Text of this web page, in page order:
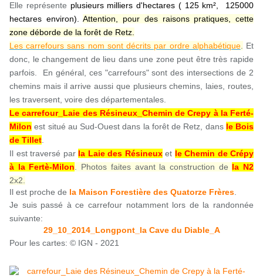
Elle représente plusieurs milliers d'hectares ( 125 km², 125000
hectares environ).Attention, pour des raisons pratiques, cette
zone déborde de la forêt de Retz.
Les carrefours sans nom sont décrits par ordre alphabétique.
Et
donc, le changement de lieu dans une zone peut être très rapide
parfois. En général, ces "carrefours" sont des intersections de 2
chemins mais il arrive aussi que plusieurs chemins, laies, routes,
les traversent, voire des départementales.
Le carrefour_Laie des Résineux_Chemin de Crepy à la Ferté-
Milon est situé au Sud-Ouest dans la forêt de Retz, dans le Bois
de Tillet
Il est traversé par la Laie des Résineuxet le Chemin de Crépy
à la Fertè-Milon . Photos faites avant la construction de la N2
2x2.
Il est proche de la Maison Forestière des Quatorze Frères
Je suis passé à ce carrefour notamment lors de la randonnée
suivante:
29_10_2014_Longpont_la Cave du Diable_A
Pour les cartes: © IGN - 2021